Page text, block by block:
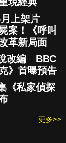
上架片
案！《呼叫
革新局面
改編 BBC
》首曝預告
《私家偵探
更多>>